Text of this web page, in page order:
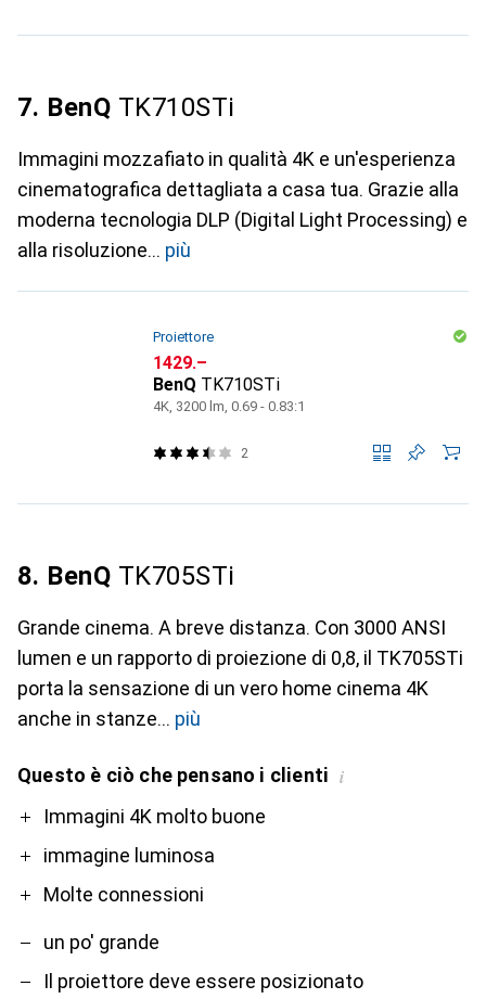
7. BenQ TK710STi
Immagini mozzafiato in qualità 4K e un'esperienza
cinematografica dettagliata a casa tua. Grazie alla
moderna tecnologia DLP (Digital Light Processing) e
alla risoluzione
più
Proiettore
CHF
1429.–
BenQ TK710STi
4K, 3200 lm, 0.69 - 0.83:1
2
8. BenQ TK705STi
Grande cinema. A breve distanza. Con 3000 ANSI
lumen e un rapporto di proiezione di 0,8, il TK705STi
porta la sensazione di un vero home cinema 4K
anche in stanze
più
Questo è ciò che pensano i clienti i
ProImmagini 4K molto buone
immagine luminosa
Molte connessioni
Contro
un po' grande
Il proiettore deve essere posizionato